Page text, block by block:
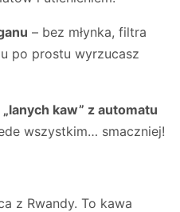
– bez młynka, filtra
po prostu wyrzucasz
kaw” z automatu
wszystkim… smaczniej!
z Rwandy. To kawa